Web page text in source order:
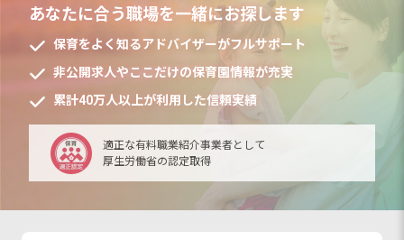
あなたに合う職場を一緒にお探します
保育をよく知るアドバイザーがフルサポート
非公開求人やここだけの保育園情報が充実
累計40万人以上が利用した信頼実績
適正な有料職業紹介事業者として
厚生労働省の認定取得